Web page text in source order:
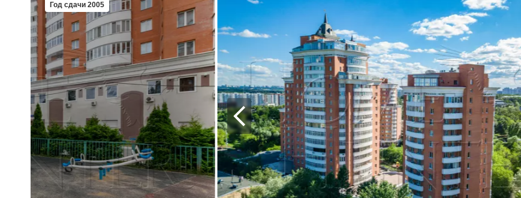
Год сдачи 2005